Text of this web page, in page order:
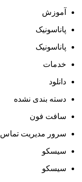
آموزش
پاناسونیک
پاناسونیک
خدمات
دانلود
دسته بندی نشده
سافت فون
سرور مدیریت تماس
سیسکو
سیسکو